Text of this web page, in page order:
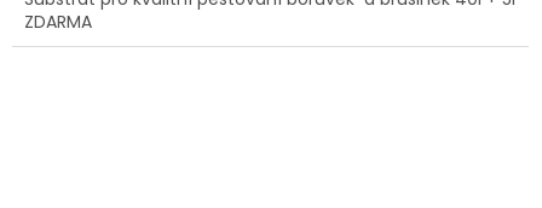
ZDARMA